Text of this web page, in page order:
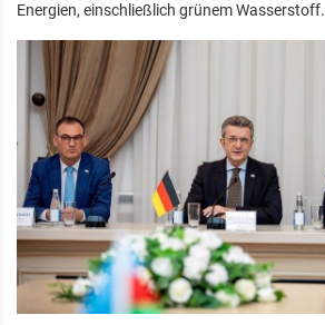
Energien, einschließlich grünem Wasserstoff.